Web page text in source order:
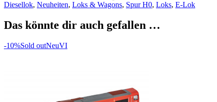
Diesellok, Neuheiten, Loks & Wagons, Spur H0, Loks, E-Lok
Das könnte dir auch gefallen …
-10%Sold outNeuVI